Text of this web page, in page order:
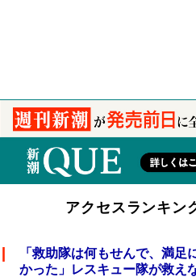
アクセスランキン
「救助隊は何もせんで、満足
かった」レスキュー隊が救え